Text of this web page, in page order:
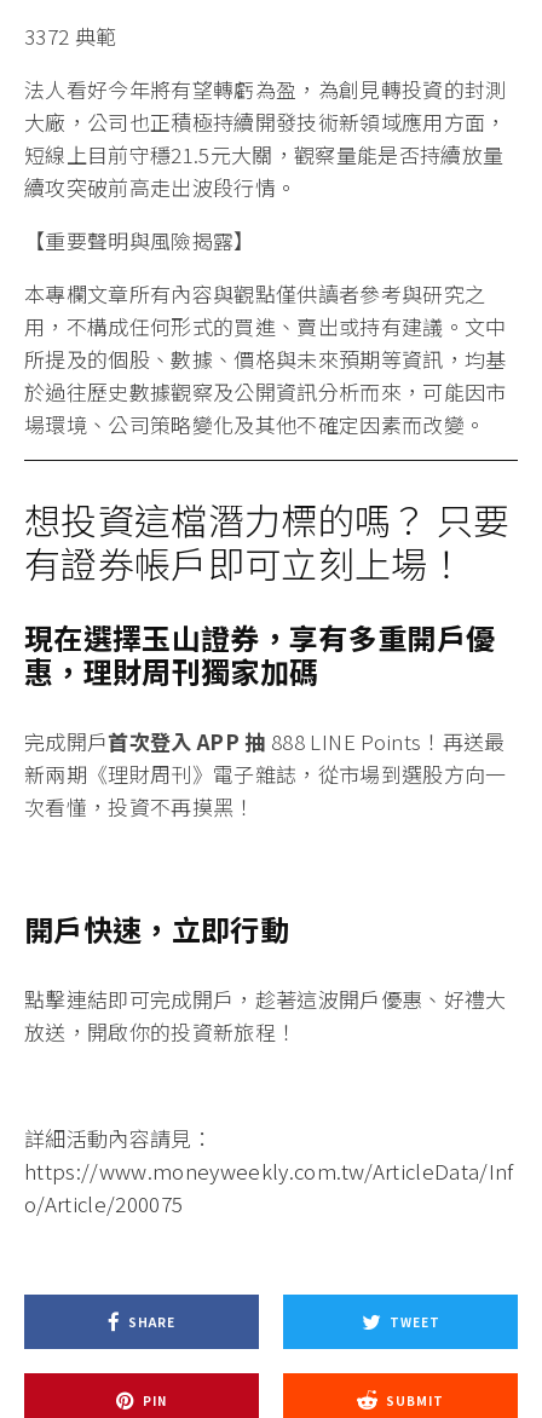
3372 典範
法人看好今年將有望轉虧為盈，為創見轉投資的封測
大廠，公司也正積極持續開發技術新領域應用方面，
短線上目前守穩21.5元大關，觀察量能是否持續放量
續攻突破前高走出波段行情。
【重要聲明與風險揭露】
本專欄文章所有內容與觀點僅供讀者參考與研究之
用，不構成任何形式的買進、賣出或持有建議。文中
所提及的個股、數據、價格與未來預期等資訊，均基
於過往歷史數據觀察及公開資訊分析而來，可能因市
場環境、公司策略變化及其他不確定因素而改變。
想投資這檔潛力標的嗎？ 只要
有證券帳戶即可立刻上場！
現在選擇玉山證券，享有多重開戶優
惠，理財周刊獨家加碼
完成開戶首次登入 APP 抽 888 LINE Points！ 再送最
新兩期《理財周刊》電子雜誌 ，從市場到選股方向一
次看懂，投資不再摸黑！
開戶快速，立即行動
點擊連結即可完成開戶 ，趁著這波開戶優惠、好禮大
放送，開啟你的投資新旅程！
詳細活動內容請見：
https://www.moneyweekly.com.tw/ArticleData/Inf
o/Article/200075
SHARE TWEET
PIN SUBMIT